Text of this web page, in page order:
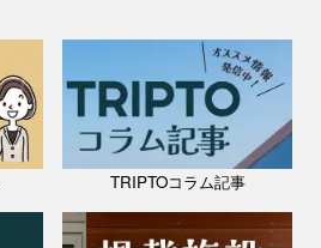
TRIPTOコラム記事